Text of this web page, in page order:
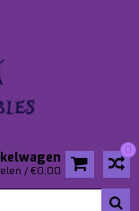
0
/ €0,00